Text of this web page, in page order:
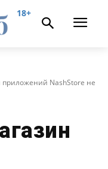
18+
приложений NashStore не